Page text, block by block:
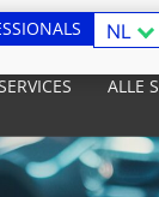
NL
ALLE